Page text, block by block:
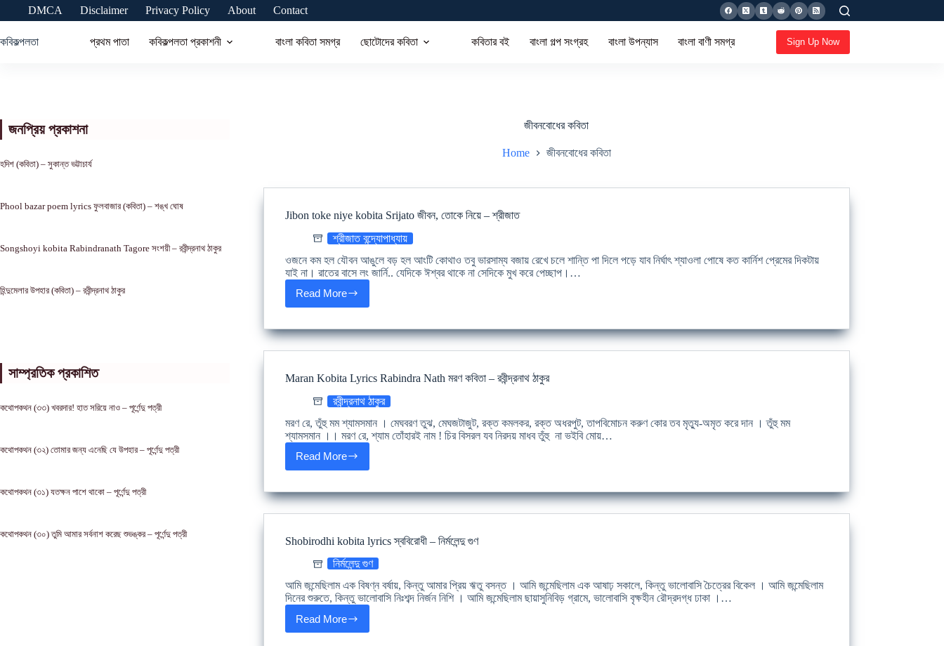
DMCA Disclaimer Privacy Policy About Contact
কবিকল্পলতা প্রথম পাতা কবিকল্পলতা প্রকাশনী বাংলা কবিতা সমগ্র ছোটোদের কবিতা কবিতার বই বাংলা গল্প সংগ্রহ বাংলা উপন্যাস বাংলা বাণী সমগ্র Sign Up Now
জীবনবোধের কবিতা
Home জীবনবোধের কবিতা
Jibon toke niye kobita Srijato জীবন, তােকে নিয়ে – শ্রীজাত
শ্রীজাত বন্দ্যোপাধ্যায়
ওজনে কম হল যৌবন আঙুলে বড় হল আংটি কোথাও তবু ভারসাম্য বজায় রেখে চলে শান্তি পা দিলে পড়ে যাব নির্ঘাৎ শ্যাওলা পােষে কত কার্নিশ প্রেমের দিকটায়
যাই না। রাতের বাসে লং জার্নি.. যেদিকে ঈশ্বর থাকে না সেদিকে মুখ করে পেচ্ছাপ।…
Read More
Jibon
toke
kobita
নিয়ে
–
শ্রীজাত
Maran Kobita Lyrics Rabindra Nath মরণ কবিতা – রবীন্দ্রনাথ ঠাকুর
রবীন্দ্রনাথ ঠাকুর
মরণ রে, তুঁহু মম শ্যামসমান । মেঘবরণ তুঝ, মেঘজটাজুট, রক্ত কমলকর, রক্ত অধরপুট, তাপবিমোচন করুণ কোর তব মৃত্যু-অমৃত করে দান । তুঁহু মম
শ্যামসমান ।। মরণ রে, শ্যাম তোঁহারই নাম ! চির বিসরল যব নিরদয় মাধব তুঁহু না ভইবি মোয়…
Read More
Maran
Kobita
Rabindra
–
রবীন্দ্রনাথ
ঠাকুর
Shobirodhi kobita lyrics স্ববিরোধী – নির্মলেন্দু গুণ
নির্মলেন্দু গুণ
আমি জন্মেছিলাম এক বিষণ্ন বর্ষায়, কিন্তু আমার প্রিয় ঋতু বসন্ত । আমি জন্মেছিলাম এক আষাঢ় সকালে, কিন্তু ভালোবাসি চৈত্রের বিকেল । আমি জন্মেছিলাম
দিনের শুরুতে, কিন্তু ভালোবাসি নিঃশব্দ নির্জন নিশি । আমি জন্মেছিলাম ছায়াসুনিবিড় গ্রামে, ভালোবাসি বৃক্ষহীন রৌদ্রদগ্ধ ঢাকা ।…
Read MoreShobirodhi
kobita
জনপ্রিয় প্রকাশনা
হদিশ (কবিতা) – সুকান্ত ভট্টাচার্য
Phool bazar poem lyrics ফুলবাজার (কবিতা) – শঙ্খ ঘোষ
Songshoyi kobita Rabindranath Tagore সংশয়ী – রবীন্দ্রনাথ ঠাকুর
হিন্দুমেলার উপহার (কবিতা) – রবীন্দ্রনাথ ঠাকুর
সাম্প্রতিক প্রকাশিত
কথোপকথন (৩৩) খবরদার! হাত সরিয়ে নাও – পূর্ণেন্দু পত্রী
কথোপকথন (৩২) তোমার জন্য এনেছি যে উপহার – পূর্ণেন্দু পত্রী
কথোপকথন (৩১) যতক্ষন পাশে থাকো – পূর্ণেন্দু পত্রী
কথোপকথন (৩০) তুমি আমার সর্বনাশ করেছ শুভঙ্কর – পূর্ণেন্দু পত্রী